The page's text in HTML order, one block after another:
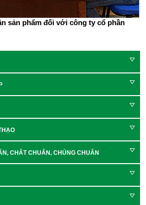
sản phẩm đối với công ty cổ phần
CHẤT CHUẨN, CHỦNG CHUẨN